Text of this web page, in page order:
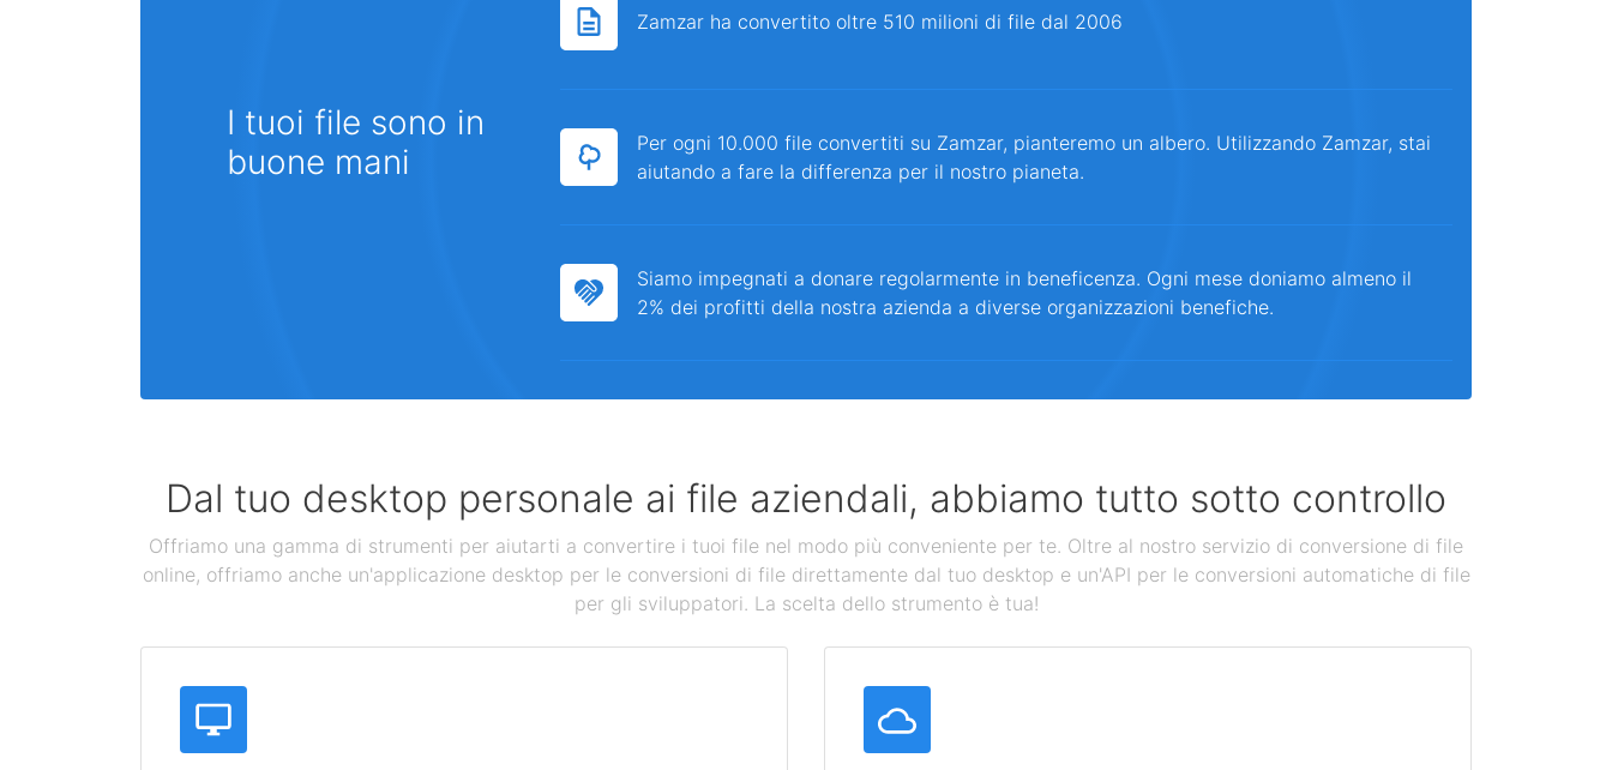
I tuoi file sono in
buone mani
Zamzar ha convertito oltre 510 milioni di file dal 2006
Per ogni 10.000 file convertiti su Zamzar, pianteremo un albero. Utilizzando Zamzar, stai
aiutando a fare la differenza per il nostro pianeta.
Siamo impegnati a donare regolarmente in beneficenza. Ogni mese doniamo almeno il
2% dei profitti della nostra azienda a diverse organizzazioni benefiche.
Dal tuo desktop personale ai file aziendali, abbiamo tutto sotto controllo
Offriamo una gamma di strumenti per aiutarti a convertire i tuoi file nel modo più conveniente per te. Oltre al nostro servizio di conversione di file
online, offriamo anche un'applicazione desktop per le conversioni di file direttamente dal tuo desktop e un'API per le conversioni automatiche di file
per gli sviluppatori. La scelta dello strumento è tua!